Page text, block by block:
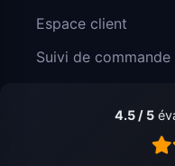
Espace client
Suivi de commande
4.5 / 5